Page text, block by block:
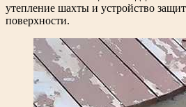
утепление шахты и устройство
поверхности.